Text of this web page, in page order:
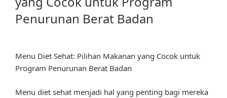
Penurunan Berat Badan
Menu Diet Sehat: Pilihan Makanan yang Cocok untuk
Program Penurunan Berat Badan
Menu diet sehat menjadi hal yang penting bagi mereka